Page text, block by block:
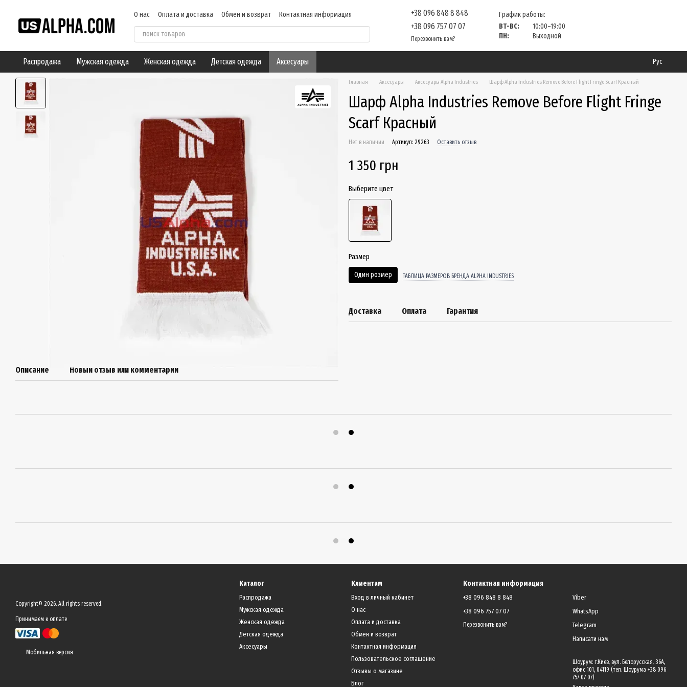
О нас Оплата и доставка Обмен и возврат
Контактная информация
Пользовательское соглашение
Отзывы о магазине Блог
+38 096 848 8 848
+38 096 757 07 07
Перезвонить вам?
График работы:
ВТ-ВС:
10:00–19:00
ПН:
Выходной
Распродажа Мужская одежда Женская одежда Детская одежда Аксесуары Рус
Описание Новый отзыв или комментарий
Главная Аксесуары Аксесуары Alpha Industries Шарф Alpha Industries Remove Before Flight Fringe Scarf Красный
Шарф Alpha Industries Remove Before Flight Fringe
Scarf Красный
Нет в наличии Артикул: 29263 Оставить отзыв
1 350 грн
Выберите цвет
Размер
Один розмер ТАБЛИЦА РАЗМЕРОВ БРЕНДА ALPHA INDUSTRIES
Доставка Оплата Гарантия
Copyright© 2026. All rights reserved.
Принимаем к оплате
Мобильная версия
Каталог
Распродажа
Мужская одежда
Женская одежда
Детская одежда
Аксесуары
Клиентам
Вход в личный кабинет
О нас
Оплата и доставка
Обмен и возврат
Контактная информация
Пользовательское соглашение
Отзывы о магазине
Блог
Контактная информация
+38 096 848 8 848
+38 096 757 07 07
Перезвонить вам?
Viber
WhatsApp
Telegram
Написати нам
Шоурум: г.Киев, вул. Белорусская, 36А,
офис 101, 04119 (тел. Шоурума +38 096
757 07 07)